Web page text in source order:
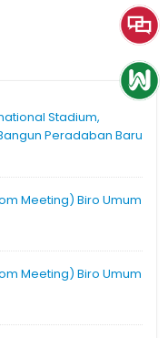
Stadium,
Peradaban Baru
Meeting) Biro Umum
Meeting) Biro Umum